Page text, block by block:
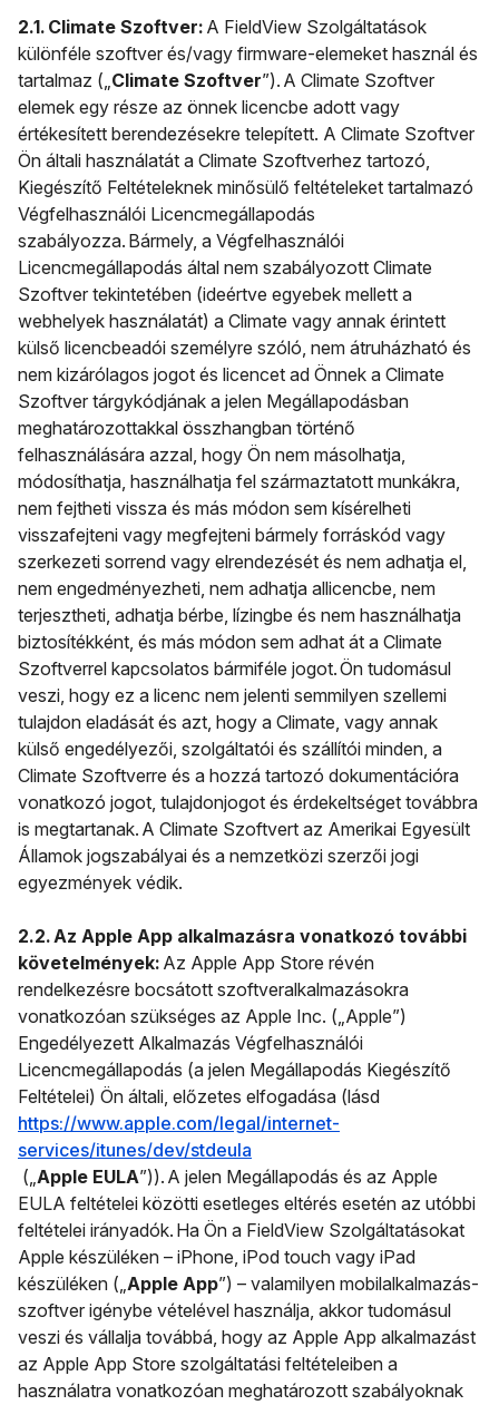
2.1. Climate Szoftver: A FieldView Szolgáltatások
különféle szoftver és/vagy firmware-elemeket használ és
tartalmaz („Climate Szoftver”). A Climate Szoftver
elemek egy része az önnek licencbe adott vagy
értékesített berendezésekre telepített. A Climate Szoftver
Ön általi használatát a Climate Szoftverhez tartozó,
Kiegészítő Feltételeknek minősülő feltételeket tartalmazó
Végfelhasználói Licencmegállapodás
szabályozza. Bármely, a Végfelhasználói
Licencmegállapodás által nem szabályozott Climate
Szoftver tekintetében (ideértve egyebek mellett a
webhelyek használatát) a Climate vagy annak érintett
külső licencbeadói személyre szóló, nem átruházható és
nem kizárólagos jogot és licencet ad Önnek a Climate
Szoftver tárgykódjának a jelen Megállapodásban
meghatározottakkal összhangban történő
felhasználására azzal, hogy Ön nem másolhatja,
módosíthatja, használhatja fel származtatott munkákra,
nem fejtheti vissza és más módon sem kísérelheti
visszafejteni vagy megfejteni bármely forráskód vagy
szerkezeti sorrend vagy elrendezését és nem adhatja el,
nem engedményezheti, nem adhatja allicencbe, nem
terjesztheti, adhatja bérbe, lízingbe és nem használhatja
biztosítékként, és más módon sem adhat át a Climate
Szoftverrel kapcsolatos bármiféle jogot. Ön tudomásul
veszi, hogy ez a licenc nem jelenti semmilyen szellemi
tulajdon eladását és azt, hogy a Climate, vagy annak
külső engedélyezői, szolgáltatói és szállítói minden, a
Climate Szoftverre és a hozzá tartozó dokumentációra
vonatkozó jogot, tulajdonjogot és érdekeltséget továbbra
is megtartanak. A Climate Szoftvert az Amerikai Egyesült
Államok jogszabályai és a nemzetközi szerzői jogi
egyezmények védik.
2.2. Az Apple App alkalmazásra vonatkozó további
követelmények: Az Apple App Store révén
rendelkezésre bocsátott szoftveralkalmazásokra
vonatkozóan szükséges az Apple Inc. („Apple”)
Engedélyezett Alkalmazás Végfelhasználói
Licencmegállapodás (a jelen Megállapodás Kiegészítő
Feltételei) Ön általi, előzetes elfogadása (lásd
https://www.apple.com/legal/internet-
services/itunes/dev/stdeula
(„Apple EULA”)). A jelen Megállapodás és az Apple
EULA feltételei közötti esetleges eltérés esetén az utóbbi
feltételei irányadók. Ha Ön a FieldView Szolgáltatásokat
Apple készüléken – iPhone, iPod touch vagy iPad
készüléken („Apple App”) – valamilyen mobilalkalmazás-
szoftver igénybe vételével használja, akkor tudomásul
veszi és vállalja továbbá, hogy az Apple App alkalmazást
az Apple App Store szolgáltatási feltételeiben a
használatra vonatkozóan meghatározott szabályoknak